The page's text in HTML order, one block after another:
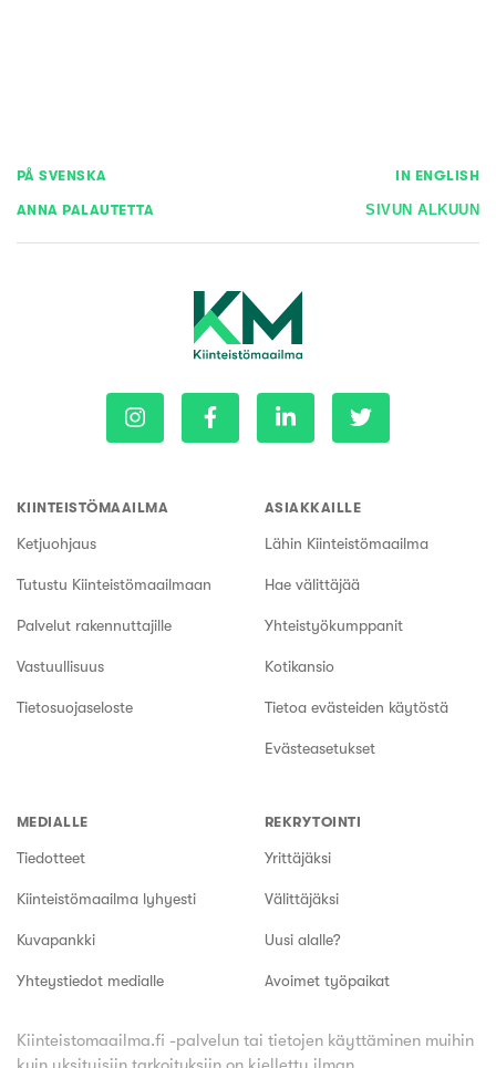
PÅ SVENSKA IN ENGLISH
ANNA PALAUTETTA SIVUN ALKUUN
KIINTEISTÖMAAILMA
Ketjuohjaus
Tutustu Kiinteistömaailmaan
Palvelut rakennuttajille
Vastuullisuus
Tietosuojaseloste
ASIAKKAILLE
Lähin Kiinteistömaailma
Hae välittäjää
Yhteistyökumppanit
Kotikansio
Tietoa evästeiden käytöstä
Evästeasetukset
MEDIALLE
Tiedotteet
Kiinteistömaailma lyhyesti
Kuvapankki
Yhteystiedot medialle
REKRYTOINTI
Yrittäjäksi
Välittäjäksi
Uusi alalle?
Avoimet työpaikat
Kiinteistomaailma.fi -palvelun tai tietojen käyttäminen muihin